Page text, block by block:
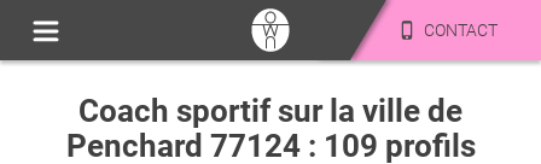
CONTACT
Coach sportif sur la ville de
Penchard 77124 : 109 profils